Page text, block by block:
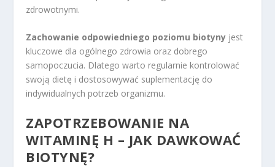
zdrowotnymi.
Zachowanie odpowiedniego poziomu biotyny jest
kluczowe dla ogólnego zdrowia oraz dobrego
samopoczucia. Dlatego warto regularnie kontrolować
swoją dietę i dostosowywać suplementację do
indywidualnych potrzeb organizmu.
ZAPOTRZEBOWANIE NA
WITAMINĘ H – JAK DAWKOWAĆ
BIOTYNĘ?